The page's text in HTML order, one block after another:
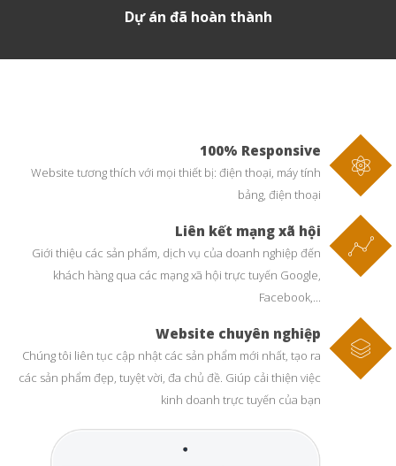
Dự án đã hoàn thành
100% Responsive
Website tương thích với mọi thiết bị: điện thoại, máy tính
bảng, điện thoại
Liên kết mạng xã hội
Giới thiệu các sản phẩm, dịch vụ của doanh nghiệp đến
khách hàng qua các mạng xã hội trực tuyến Google,
Facebook,...
Website chuyên nghiệp
Chúng tôi liên tục cập nhật các sản phẩm mới nhất, tạo ra
các sản phẩm đẹp, tuyệt vời, đa chủ đề. Giúp cải thiện việc
kinh doanh trực tuyến của bạn